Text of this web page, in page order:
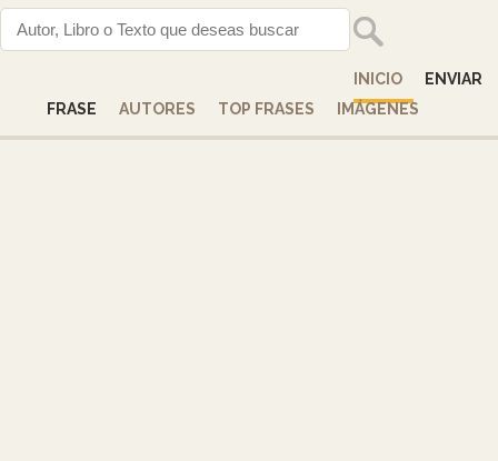
INICIO
ENVIAR
FRASE
AUTORES TOP FRASES IMÁGENES